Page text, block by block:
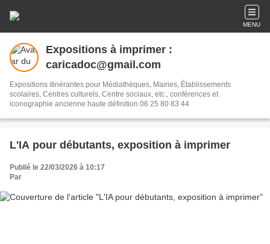
MENU
Expositions à imprimer :
caricadoc@gmail.com
Expositions itinérantes pour Médiathèques, Mairies, Établissements
scolaires, Centres culturels, Centre sociaux, etc., conférences et
iconographie ancienne haute définition 06 25 80 83 44
L'IA pour débutants, exposition à imprimer
Publié le 22/03/2026 à 10:17
Par